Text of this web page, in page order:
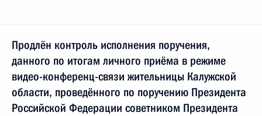
Продлён контроль исполнения поручения,
данного по итогам личного приёма в режиме
видео-конференц-связи жительницы Калужской
области, проведённого по поручению Президента
Российской Федерации советником Президента